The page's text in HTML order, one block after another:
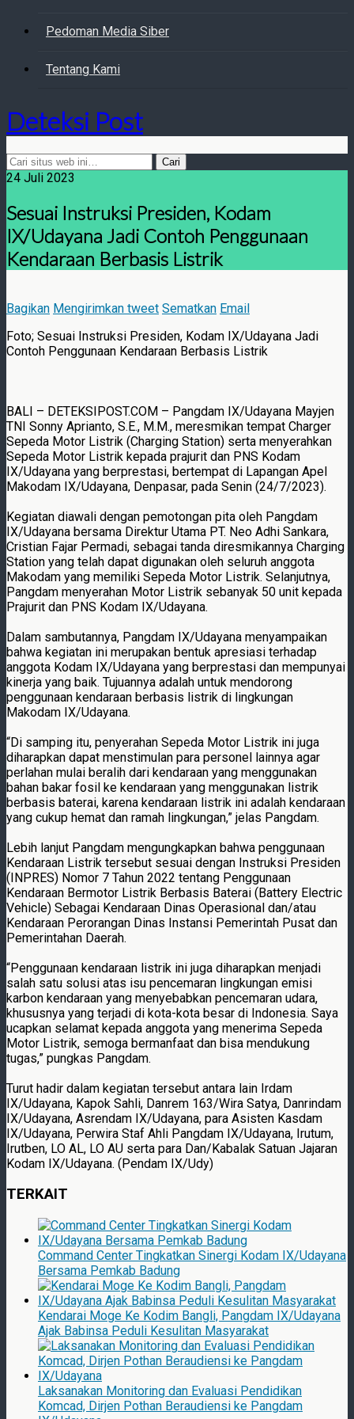
Pedoman Media Siber
Tentang Kami
Deteksi Post
24 Juli 2023
Sesuai Instruksi Presiden, Kodam
IX/Udayana Jadi Contoh Penggunaan
Kendaraan Berbasis Listrik
Bagikan Mengirimkan tweet Sematkan Email
Foto; Sesuai Instruksi Presiden, Kodam IX/Udayana Jadi
Contoh Penggunaan Kendaraan Berbasis Listrik
BALI – DETEKSIPOST.COM – Pangdam IX/Udayana Mayjen
TNI Sonny Aprianto, S.E., M.M., meresmikan tempat Charger
Sepeda Motor Listrik (Charging Station) serta menyerahkan
Sepeda Motor Listrik kepada prajurit dan PNS Kodam
IX/Udayana yang berprestasi, bertempat di Lapangan Apel
Makodam IX/Udayana, Denpasar, pada Senin (24/7/2023).
Kegiatan diawali dengan pemotongan pita oleh Pangdam
IX/Udayana bersama Direktur Utama PT. Neo Adhi Sankara,
Cristian Fajar Permadi, sebagai tanda diresmikannya Charging
Station yang telah dapat digunakan oleh seluruh anggota
Makodam yang memiliki Sepeda Motor Listrik. Selanjutnya,
Pangdam menyerahan Motor Listrik sebanyak 50 unit kepada
Prajurit dan PNS Kodam IX/Udayana.
Dalam sambutannya, Pangdam IX/Udayana menyampaikan
bahwa kegiatan ini merupakan bentuk apresiasi terhadap
anggota Kodam IX/Udayana yang berprestasi dan mempunyai
kinerja yang baik. Tujuannya adalah untuk mendorong
penggunaan kendaraan berbasis listrik di lingkungan
Makodam IX/Udayana.
“Di samping itu, penyerahan Sepeda Motor Listrik ini juga
diharapkan dapat menstimulan para personel lainnya agar
perlahan mulai beralih dari kendaraan yang menggunakan
bahan bakar fosil ke kendaraan yang menggunakan listrik
berbasis baterai, karena kendaraan listrik ini adalah kendaraan
yang cukup hemat dan ramah lingkungan,” jelas Pangdam.
Lebih lanjut Pangdam mengungkapkan bahwa penggunaan
Kendaraan Listrik tersebut sesuai dengan Instruksi Presiden
(INPRES) Nomor 7 Tahun 2022 tentang Penggunaan
Kendaraan Bermotor Listrik Berbasis Baterai (Battery Electric
Vehicle) Sebagai Kendaraan Dinas Operasional dan/atau
Kendaraan Perorangan Dinas Instansi Pemerintah Pusat dan
Pemerintahan Daerah.
“Penggunaan kendaraan listrik ini juga diharapkan menjadi
salah satu solusi atas isu pencemaran lingkungan emisi
karbon kendaraan yang menyebabkan pencemaran udara,
khususnya yang terjadi di kota-kota besar di Indonesia. Saya
ucapkan selamat kepada anggota yang menerima Sepeda
Motor Listrik, semoga bermanfaat dan bisa mendukung
tugas,” pungkas Pangdam.
Turut hadir dalam kegiatan tersebut antara lain Irdam
IX/Udayana, Kapok Sahli, Danrem 163/Wira Satya, Danrindam
IX/Udayana, Asrendam IX/Udayana, para Asisten Kasdam
IX/Udayana, Perwira Staf Ahli Pangdam IX/Udayana, Irutum,
Irutben, LO AL, LO AU serta para Dan/Kabalak Satuan Jajaran
Kodam IX/Udayana. (Pendam IX/Udy)
TERKAIT
Command Center Tingkatkan Sinergi Kodam IX/Udayana
Bersama Pemkab Badung
Kendarai Moge Ke Kodim Bangli, Pangdam IX/Udayana
Ajak Babinsa Peduli Kesulitan Masyarakat
Laksanakan Monitoring dan Evaluasi Pendidikan
Komcad, Dirjen Pothan Beraudiensi ke Pangdam